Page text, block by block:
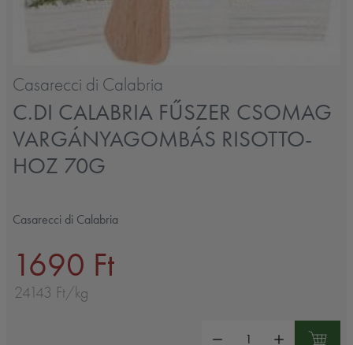
Casarecci di Calabria
C.DI CALABRIA FŰSZER CSOMAG
VARGÁNYAGOMBÁS RISOTTO-
HOZ 70G
Casarecci di Calabria
1690 Ft
24143 Ft/kg